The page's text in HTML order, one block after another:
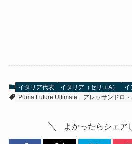
イタリア代表 イタリア（セリエA） イ
Puma Future Ultimate
アレッサンドロ
よかったらシェア